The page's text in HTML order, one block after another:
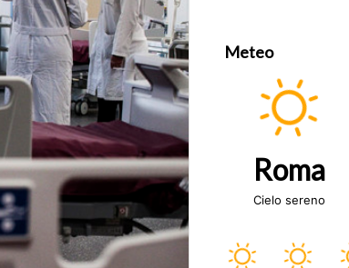
Meteo
Roma
Cielo sereno